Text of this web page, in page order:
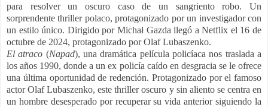
para resolver un oscuro caso de un sangriento robo. Un
sorprendente thriller polaco, protagonizado por un investigador con
un estilo único. Dirigido por Michał Gazda llegó a Netflix el 16 de
octubre de 2024, protagonizado por Olaf Lubaszenko.
El atraco (Napad), una dramática película policíaca nos traslada a
los años 1990, donde a un ex policía caído en desgracia se le ofrece
una última oportunidad de redención. Protagonizado por el famoso
actor Olaf Lubaszenko, este thriller oscuro y sin aliento se centra en
un hombre desesperado por recuperar su vida anterior siguiendo la